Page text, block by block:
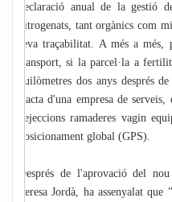
declaració anual de la gestió
nitrogenats, tant orgànics com
seva traçabilitat. A més a
transport, si la parcel·la a
quilòmetres dos anys després
tracta d'una empresa de
dejeccions ramaderes vagin
posicionament global (GPS).
Després de l'aprovació del
Teresa Jordà, ha assenyalat